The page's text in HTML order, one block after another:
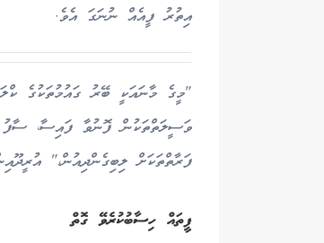
އިތުރު ފީއެއް ނުނަގަ އެވެ.
"މީގެ މާނައަކީ ބޭރު ގައުމުތަކުގެ
ވަސީލަތްތަކުން ފޮނުވާ ފައިސާ،
ފަރާތްތަކަށް ލިބިގެންދިއުން،"
ފީތައް ހިސާބުކުރެވޭ ގޮތް